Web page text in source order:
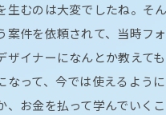
生むのは大変でしたね。そ
案件を依頼されて、当時フ
ザイナーになんとか教えて
なって、今では使えるよう
、お金を払って学んでいく